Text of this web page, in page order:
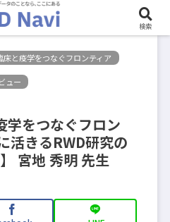
床と疫学をつなぐフロンティア
ュー
学をつなぐフロン
活きるRWD研究の
宮地 秀明 先生
検索